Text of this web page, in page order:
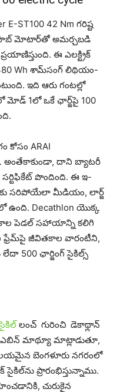
ST100 42 Nm గరిష్ట
హబ్ మోటార్‌తో అమర్చబడి
ఈ ఎలక్ట్రిక్
Wh శామ్‌సంగ్ లిథియం-
ఇది ఆరు గంటల్లో
మోడ్ 1లో ఒకే ఛార్జ్‌పై 100
కోసం ARAI
అంతేకాకుండా, దాని బ్యాటరీ
సర్టిఫికేట్ పొందింది. ఈ ఇ-
సరిపోయేలా మీడియం, లార్జ్
ఉంది. Decathlon యొక్క
రకాల పెడల్ సహాయాన్ని కలిగి
ఫ్రేమ్‌పై జీవితకాల వారంటీని,
500 ఛార్జింగ్ సైకిల్స్
లంచ్ గురించి డెకాథ్లాన్
ఎబిన్ మాథ్యూ మాట్లాడుతూ,
బెంగళూరు నగరంలో
సైకిల్‌ను ప్రారంభిస్తున్నాము.
చురుకైన